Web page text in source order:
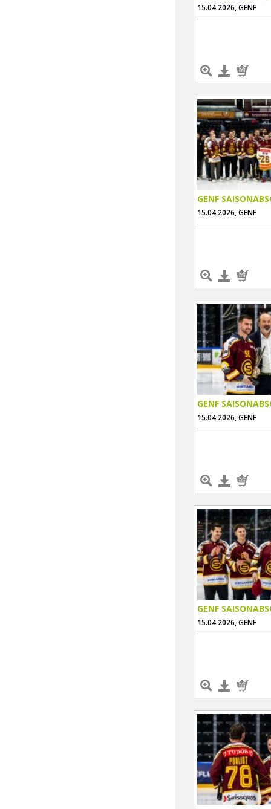
15.04.2026, GENF
GENF
15.04.2026, GENF
GENF
15.04.2026, GENF
GENF
15.04.2026, GENF